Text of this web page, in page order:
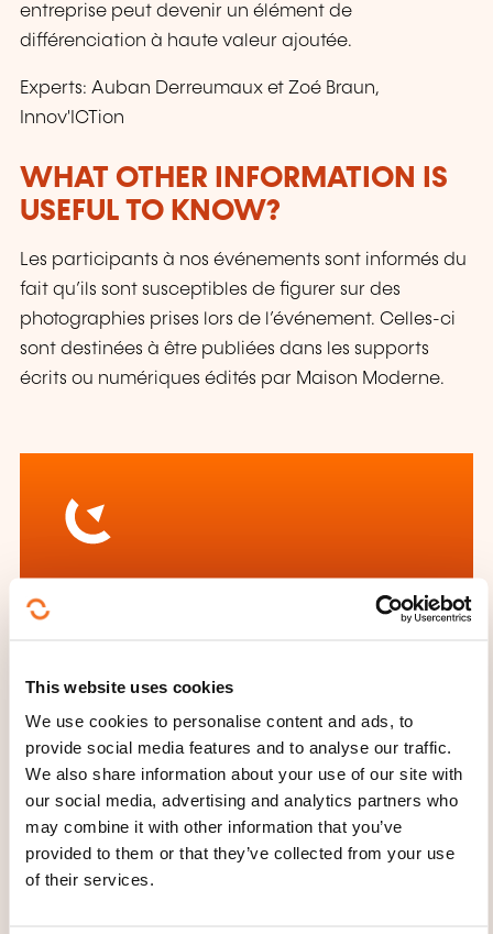
This website uses cookies
We use cookies to personalise content and ads, to
provide social media features and to analyse our traffic.
We also share information about your use of our site with
our social media, advertising and analytics partners who
may combine it with other information that you’ve
provided to them or that they’ve collected from your use
of their services.
entreprise peut devenir un élément de
différenciation à haute valeur ajoutée.
Experts: Auban Derreumaux et Zoé Braun,
Innov'ICTion
WHAT OTHER INFORMATION IS
USEFUL TO KNOW?
Les participants à nos événements sont informés du
fait qu’ils sont susceptibles de figurer sur des
photographies prises lors de l’événement. Celles-ci
sont destinées à être publiées dans les supports
écrits ou numériques édités par Maison Moderne.
Maison Moderne
club@paperjam.lu
+352 29 66 18 1
Learn more about the training
provider: Paperjam Club by Paperjam